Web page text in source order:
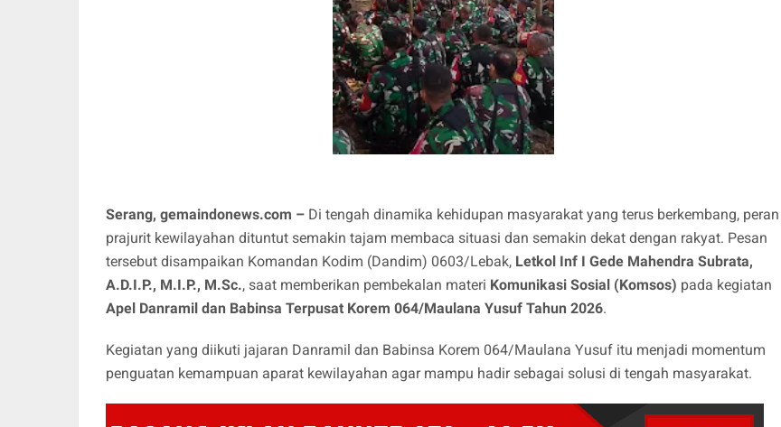
Serang, gemaindonews.com – Di tengah dinamika kehidupan masyarakat yang terus berkembang, peran
prajurit kewilayahan dituntut semakin tajam membaca situasi dan semakin dekat dengan rakyat. Pesan
tersebut disampaikan Komandan Kodim (Dandim) 0603/Lebak, Letkol Inf I Gede Mahendra Subrata,
A.D.I.P., M.I.P., M.Sc., saat memberikan pembekalan materi Komunikasi Sosial (Komsos) pada kegiatan
Apel Danramil dan Babinsa Terpusat Korem 064/Maulana Yusuf Tahun 2026.
Kegiatan yang diikuti jajaran Danramil dan Babinsa Korem 064/Maulana Yusuf itu menjadi momentum
penguatan kemampuan aparat kewilayahan agar mampu hadir sebagai solusi di tengah masyarakat.